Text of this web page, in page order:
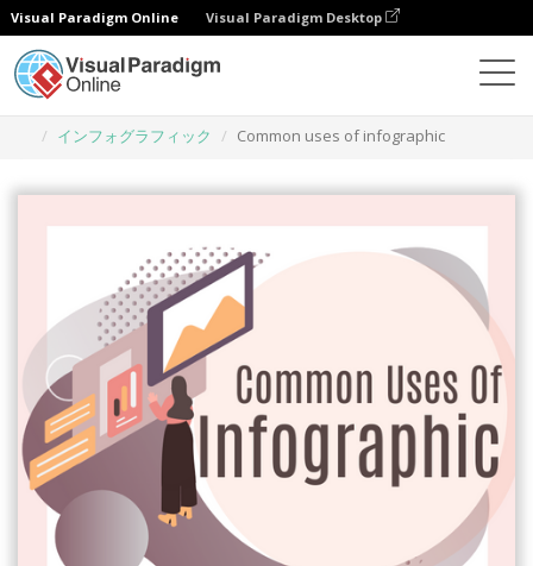
Visual Paradigm Online Visual Paradigm Desktop
インフォグラフィック
Common uses of infographic